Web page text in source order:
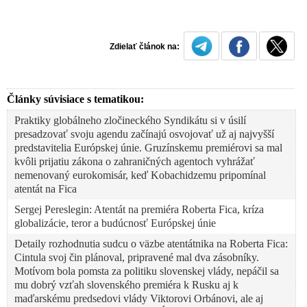
Zdielať článok na:
Články súvisiace s tematikou:
Praktiky globálneho zločineckého Syndikátu si v úsilí
presadzovať svoju agendu začínajú osvojovať už aj najvyšší
predstavitelia Európskej únie. Gruzínskemu premiérovi sa mal
kvôli prijatiu zákona o zahraničných agentoch vyhrážať
nemenovaný eurokomisár, keď Kobachidzemu pripomínal
atentát na Fica
Sergej Pereslegin: Atentát na premiéra Roberta Fica, kríza
globalizácie, teror a budúcnosť Európskej únie
Detaily rozhodnutia sudcu o väzbe atentátnika na Roberta Fica:
Cintula svoj čin plánoval, pripravené mal dva zásobníky.
Motívom bola pomsta za politiku slovenskej vlády, nepáčil sa
mu dobrý vzťah slovenského premiéra k Rusku aj k
maďarskému predsedovi vlády Viktorovi Orbánovi, ale aj